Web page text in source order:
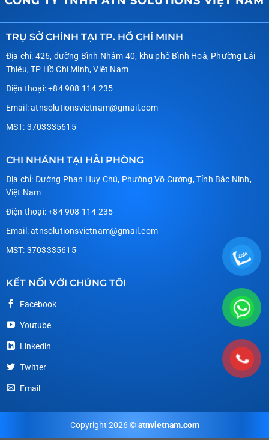
TRỤ SỞ CHÍNH TẠI TP. HỒ CHÍ MINH
Địa chỉ: 426, đường Bình Nhâm 40, khu phố Bình Hoà, Phường Lái
Thiêu, TP Hồ Chí Minh, Việt Nam
Điện thoại: +84 908 114 235
Email: atnsolutionsvietnam@gmail.com
MST: 3703335615
CHI NHÁNH TẠI HẢI PHÒNG
Địa chỉ: Đường Phan Huy Chú, Phường Võ Cường, Tỉnh Bắc Ninh,
Việt Nam
Điện thoại: +84 908 114 235
Email: atnsolutionsvietnam@gmail.com
MST: 3703335615
KẾT NỐI VỚI CHÚNG TÔI
Facebook
Youtube
Linkedln
Twitter
Email
Copyright 2026 ©atnvietnam.com